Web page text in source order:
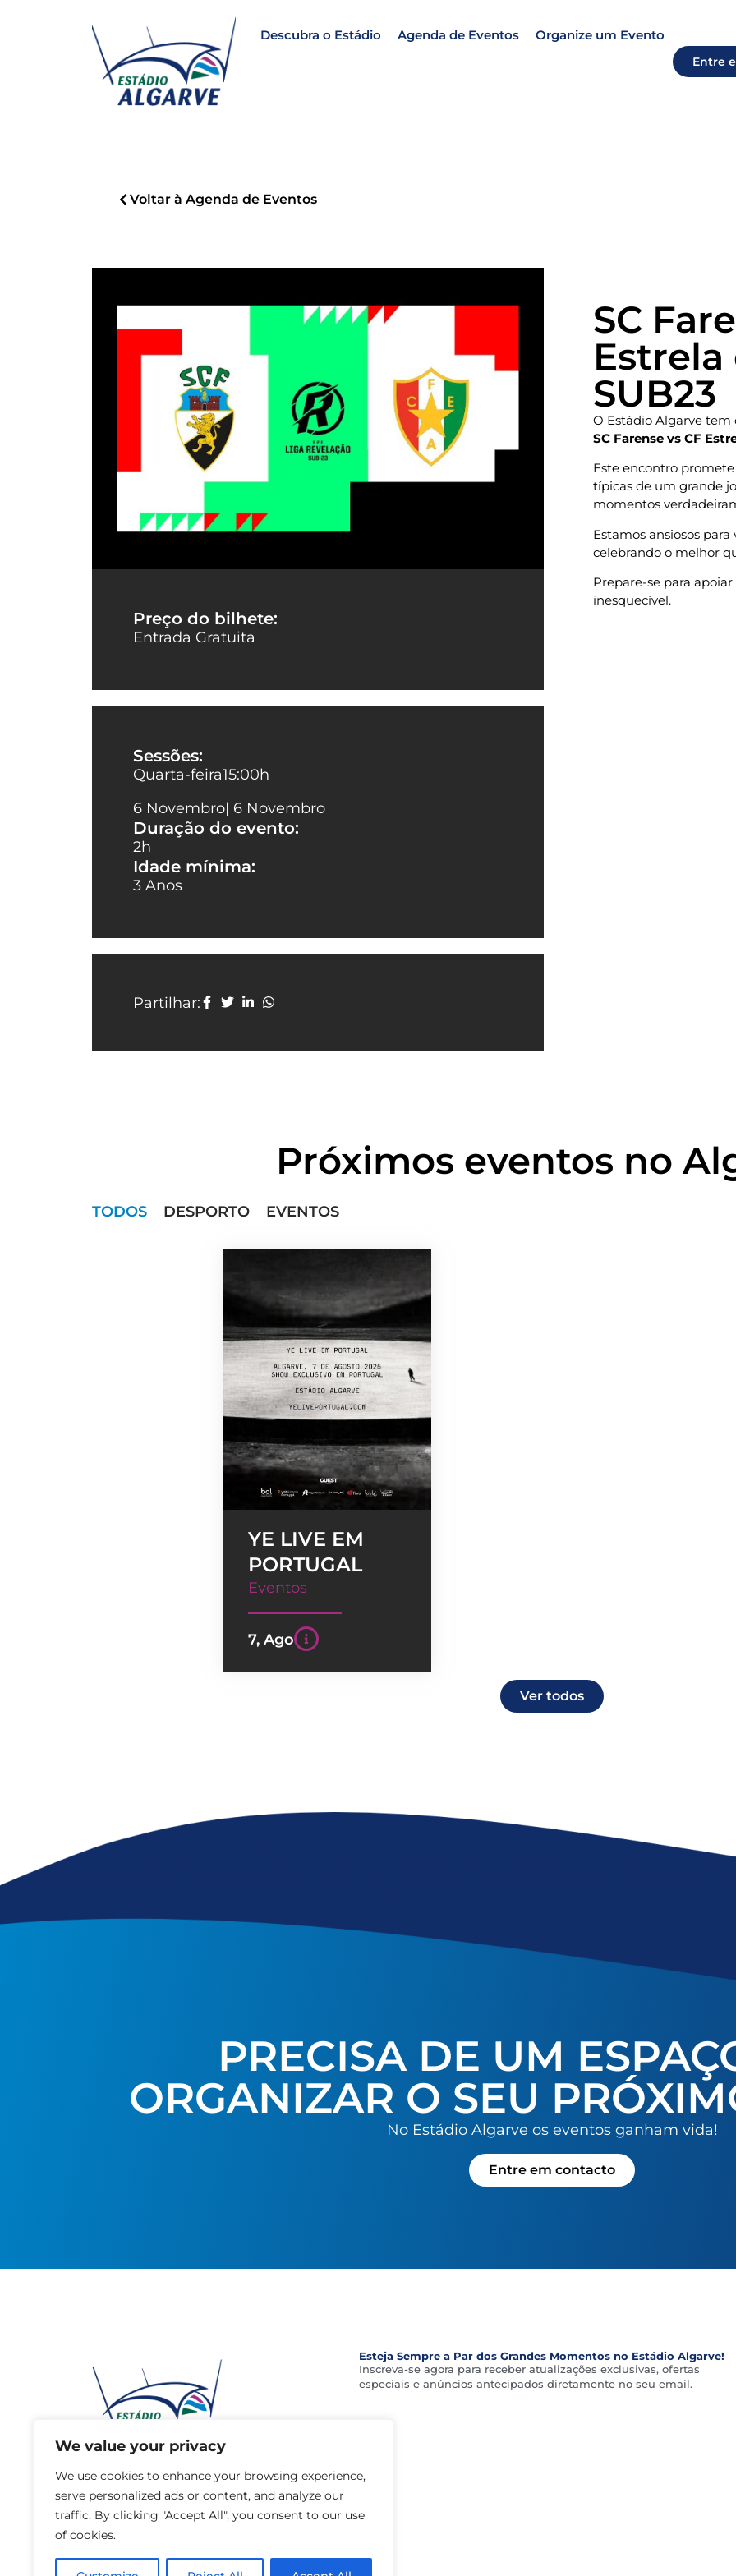
We value your privacy
We use cookies to enhance your browsing experience,
serve personalized ads or content, and analyze our
traffic. By clicking "Accept All", you consent to our use
of cookies.
Descubra o Estádio Agenda de Eventos Organize um Evento
Entre
Voltar à Agenda de Eventos
Preço do bilhete:
Entrada Gratuita
Sessões:
Quarta-feira15:00h
6 Novembro| 6 Novembro
Duração do evento:
2h
Idade mínima:
3 Anos
Partilhar:
SC
SUB23
O Estádio Algarve tem
SC Farense vs CF
Este encontro
típicas de um grande
momentos
Estamos ansiosos
celebrando o melhor
Prepare-se para
inesquecível.
Próximos eventos no
TODOS DESPORTO EVENTOS
YE LIVE EM
PORTUGAL
Eventos
7, Ago
Ver todos
PRECISA DE UM
ORGANIZAR O SEU
No Estádio Algarve os eventos ganham vida!
Entre em contacto
geral@estadioalgarve.pt
+351 289 893 200 (Chamada para a rede
Parque das Cidades, 8135-014 - Loulé
Google maps
Esteja Sempre a Par dos Grandes Momentos no Estádio Algarve!
Inscreva-se agora para receber atualizações exclusivas, ofertas
especiais e anúncios antecipados diretamente no seu email.